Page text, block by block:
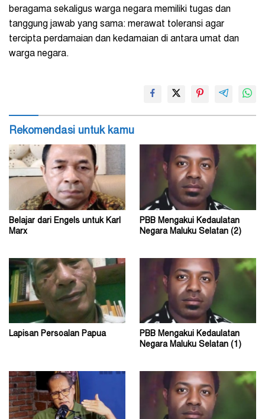
beragama sekaligus warga negara memiliki tugas dan
tanggung jawab yang sama: merawat toleransi agar
tercipta perdamaian dan kedamaian di antara umat dan
warga negara.
Rekomendasi untuk kamu
Belajar dari Engels untuk Karl
Marx
PBB Mengakui Kedaulatan
Negara Maluku Selatan (2)
Lapisan Persoalan Papua
PBB Mengakui Kedaulatan
Negara Maluku Selatan (1)